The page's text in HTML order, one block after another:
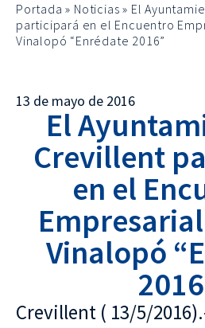
Portada » Noticias » El
participará en el Encuentro
Vinalopó “Enrédate 2016”
13 de mayo de 2016
El
Crevillent
en el
Vinalopó
Crevillent ( 13/5/